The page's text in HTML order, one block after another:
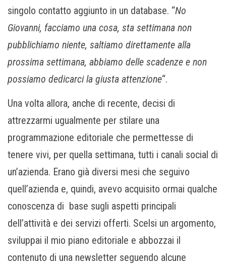
singolo contatto aggiunto in un database. “No
Giovanni, facciamo una cosa, sta settimana non
pubblichiamo niente, saltiamo direttamente alla
prossima settimana, abbiamo delle scadenze e non
possiamo dedicarci la giusta attenzione“.
Una volta allora, anche di recente, decisi di
attrezzarmi ugualmente per stilare una
programmazione editoriale che permettesse di
tenere vivi, per quella settimana, tutti i canali social di
un’azienda. Erano già diversi mesi che seguivo
quell’azienda e, quindi, avevo acquisito ormai qualche
conoscenza di base sugli aspetti principali
dell’attività e dei servizi offerti. Scelsi un argomento,
sviluppai il mio piano editoriale e abbozzai il
contenuto di una newsletter seguendo alcune